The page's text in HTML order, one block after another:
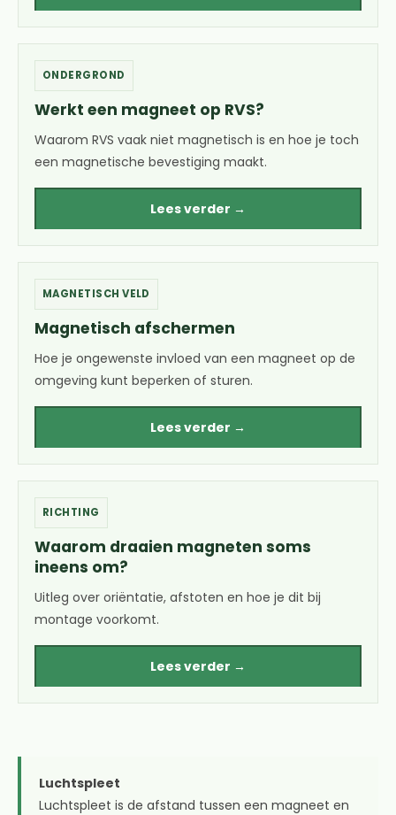
ONDERGROND
Werkt een magneet op RVS?
Waarom RVS vaak niet magnetisch is en hoe je toch
een magnetische bevestiging maakt.
Lees verder →
MAGNETISCH VELD
Magnetisch afschermen
Hoe je ongewenste invloed van een magneet op de
omgeving kunt beperken of sturen.
Lees verder →
RICHTING
Waarom draaien magneten soms
ineens om?
Uitleg over oriëntatie, afstoten en hoe je dit bij
montage voorkomt.
Lees verder →
Luchtspleet
Luchtspleet is de afstand tussen een magneet en